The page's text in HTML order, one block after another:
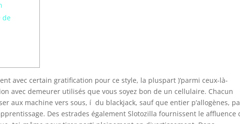
de
avec certain gratification pour ce style, la pluspart )’parmi ceux-là-
avec demeurer utilisés que vous soyez bon de un cellulaire. Chacun
aux machine vers sous, í du blackjack, sauf que entier p’allogènes,
Des estrades également Slotozilla fournissent le affluence